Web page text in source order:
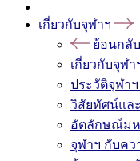
เกี่ยวกับจุฬาฯ
ย้อนกลับ
เกี่ยวกับจุฬา
ประวัติจุฬาฯ
วิสัยทัศน์แล
อัตลักษณ์มห
จุฬาฯ กับคว